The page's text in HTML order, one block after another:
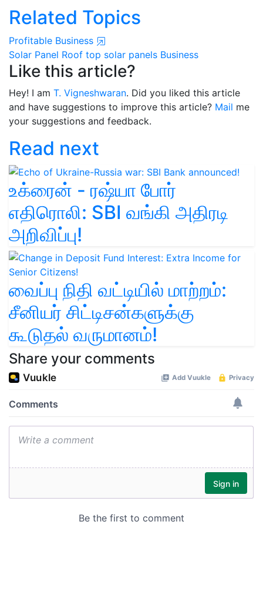
Related Topics
Profitable Business
Solar Panel Roof top solar panels Business
Like this article?
Hey! I am T. Vigneshwaran. Did you liked this article
and have suggestions to improve this article? Mail me
your suggestions and feedback.
Read next
உக்ரைன் - ரஷ்யா போர்
எதிரொலி: SBI வங்கி அதிரடி
அறிவிப்பு!
வைப்பு நிதி வட்டியில் மாற்றம்:
சீனியர் சிட்டிசன்களுக்கு
கூடுதல் வருமானம்!
Share your comments